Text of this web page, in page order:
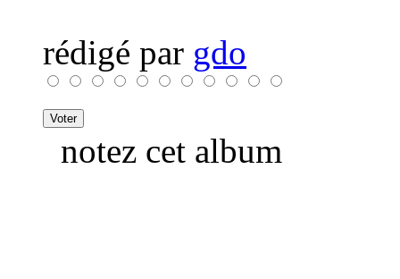
rédigé par gdo
notez cet album